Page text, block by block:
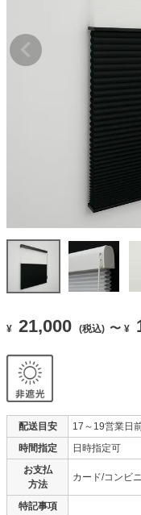
¥ 21,000 (税込) 〜 ¥
配送目安
17～19営業日
時間指定
日時指定可
お支払
方法
カード/コンビ
特記事項